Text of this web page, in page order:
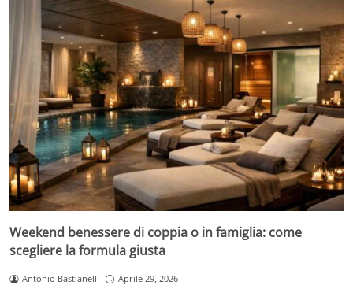
Weekend benessere di coppia o in famiglia: come
scegliere la formula giusta
Antonio Bastianelli Aprile 29, 2026